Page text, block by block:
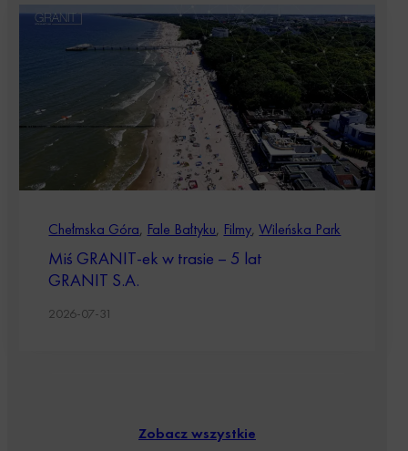
Chełmska Góra, Fale Bałtyku, Filmy,Wileńska Park
Miś GRANIT-ek w trasie – 5 lat
GRANIT S.A.
2026-07-31
Zobacz wszystkie